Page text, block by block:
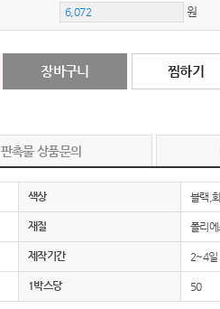
원
장바구니 찜하기
판촉물 상품문의
색상 블랙,
재질 폴리
제작기간 2~4일
1박스당 50